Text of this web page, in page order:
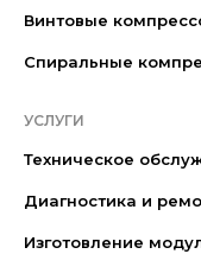
Винтовые
Спиральные
УСЛУГИ
Техническое
Диагностика и
Изготовление